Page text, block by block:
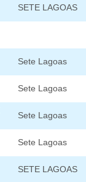
SETE LAGOAS
Sete Lagoas
Sete Lagoas
Sete Lagoas
Sete Lagoas
SETE LAGOAS